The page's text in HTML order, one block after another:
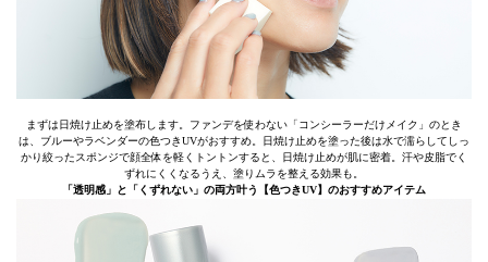
まずは日焼け止めを塗布します。ファンデを使わない「コンシーラーだけメイク」のとき
は、ブルーやラベンダーの色つきUVがおすすめ。日焼け止めを塗った後は水で濡らしてしっ
かり絞ったスポンジで顔全体を軽くトントンすると、日焼け止めが肌に密着。汗や皮脂でく
ずれにくくなるうえ、塗りムラを整える効果も。
「透明感」と「くずれない」の両方叶う【色つきUV】のおすすめアイテム